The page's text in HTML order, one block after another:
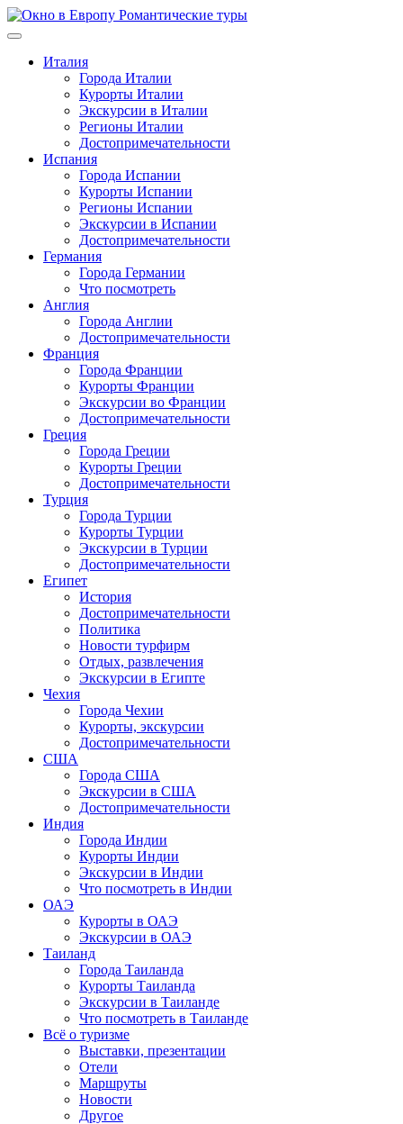
Перейти
к
Италия
Города Италии
Курорты Италии
Экскурсии в Италии
Регионы Италии
Достопримечательности
Испания
Города Испании
Курорты Испании
Регионы Испании
Экскурсии в Испании
Достопримечательности
Германия
Города Германии
Что посмотреть
Англия
Города Англии
Достопримечательности
Франция
Города Франции
Курорты Франции
Экскурсии во Франции
Достопримечательности
Греция
Города Греции
Курорты Греции
Достопримечательности
Турция
Города Турции
Курорты Турции
Экскурсии в Турции
Достопримечательности
Египет
История
Достопримечательности
Политика
Новости турфирм
Отдых, развлечения
Экскурсии в Египте
Чехия
Города Чехии
Курорты, экскурсии
Достопримечательности
США
Города США
Экскурсии в США
Достопримечательности
Индия
Города Индии
Курорты Индии
Экскурсии в Индии
Что посмотреть в Индии
ОАЭ
Курорты в ОАЭ
Экскурсии в ОАЭ
Таиланд
Города Таиланда
Курорты Таиланда
Экскурсии в Таиланде
Что посмотреть в Таиланде
Всё о туризме
Выставки, презентации
Отели
Маршруты
Новости
Другое